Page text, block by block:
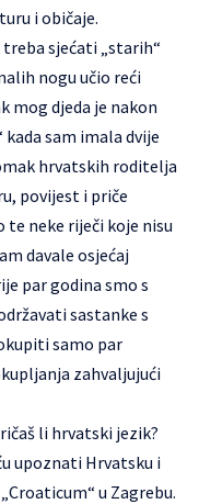
i običaje.
treba sjećati „starih“
nogu učio reći
mog djeda je nakon
sam imala dvije
hrvatskih roditelja
povijest i priče
te neke riječi koje nisu
davale osjećaj
par godina smo s
sastanke s
samo par
zahvaljujući
li hrvatski jezik?
upoznati Hrvatsku i
u Zagrebu.